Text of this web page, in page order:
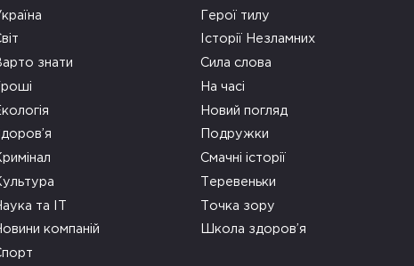
знати
та ІТ
компаній
Герої тилу
Історії Незламних
Сила слова
На часі
Новий погляд
Подружки
Смачні історії
Теревеньки
Точка зору
Школа здоров’я